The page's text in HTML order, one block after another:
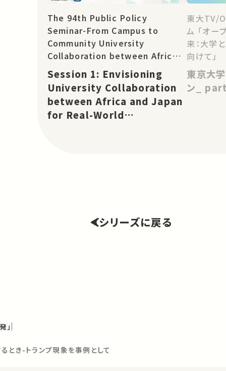
The 94th Public Policy
Seminar-From Campus to
Community University
Collaboration between Africa
and Asia for Real-World
Change: TICAD 9 Partnership
Project
Session 1: Envisioning
University Collaboration
between Africa and Japan
for Real-World
東大TV/
ム 「オー
来：大学
向けて」
東京大
ン_
シリーズに戻る
」
とき-トランプ現象を事例として